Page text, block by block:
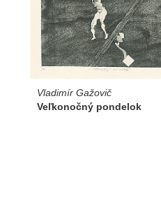
Vladimír Gažovič
Veľkonočný pondelok